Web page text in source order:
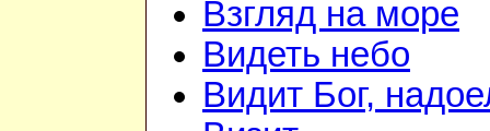
Взгляд на море
Видеть небо
Видит Бог,